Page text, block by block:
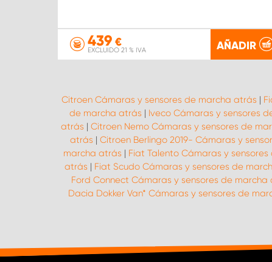
439 €
EXCLUIDO 21 % IVA AÑADIR
Citroen Cámaras y sensores de marcha atrás |
de marcha atrás | Iveco Cámaras y sensores
atrás | Citroen Nemo Cámaras y sensores de
atrás | Citroen Berlingo 2019- Cámaras y
marcha atrás | Fiat Talento Cámaras y
atrás | Fiat Scudo Cámaras y sensores de
Ford Connect Cámaras y sensores de marcha
Dacia Dokker Van* Cámaras y sensores de